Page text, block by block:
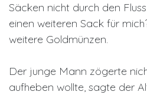
Säcken nicht durch den
einen weiteren Sack für
weitere Goldmünzen.
Der junge Mann zögerte
aufheben wollte, sagte der